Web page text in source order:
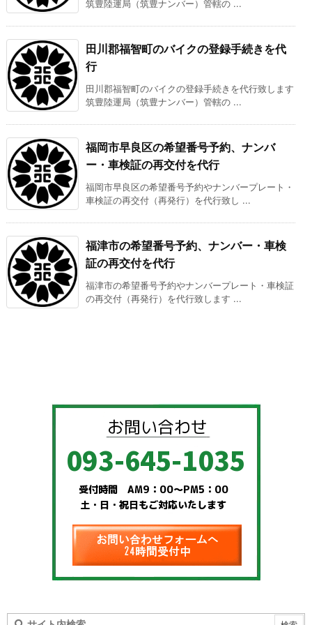
筑豊陸運局（筑豊ナンバー）管轄の ...
田川郡福智町のバイクの登録手続きを代
行
田川郡福智町のバイクの登録手続きを代行致します
筑豊陸運局（筑豊ナンバー）管轄の ...
福岡市早良区の希望番号予約、ナンバ
ー・車検証の再交付を代行
福岡市早良区の希望番号予約やナンバープレート・
車検証の再交付（再発行）を代行致し ...
福津市の希望番号予約、ナンバー・車検
証の再交付を代行
福津市の希望番号予約やナンバープレート・車検証
の再交付（再発行）を代行致します ...